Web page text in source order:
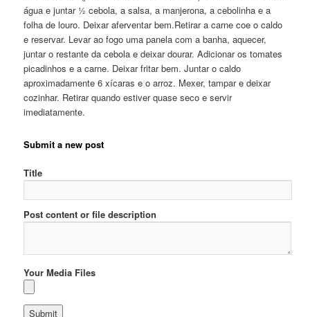
água e juntar ½ cebola, a salsa, a manjerona, a cebolinha e a
folha de louro. Deixar aferventar bem.Retirar a carne coe o caldo
e reservar. Levar ao fogo uma panela com a banha, aquecer,
juntar o restante da cebola e deixar dourar. Adicionar os tomates
picadinhos e a carne. Deixar fritar bem. Juntar o caldo
aproximadamente 6 xícaras e o arroz. Mexer, tampar e deixar
cozinhar. Retirar quando estiver quase seco e servir
imediatamente.
Submit a new post
Title
Post content or file description
Your Media Files